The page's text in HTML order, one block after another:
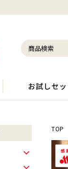
お試しセッ
TOP